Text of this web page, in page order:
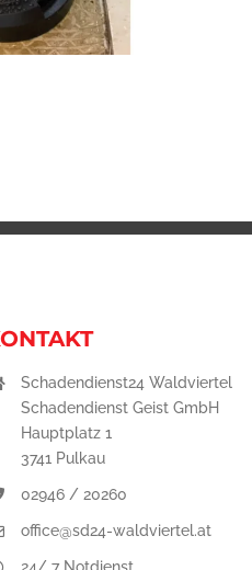
Schadendienst24 Waldviertel
Schadendienst Geist GmbH
Hauptplatz 1
3741 Pulkau
02946 / 20260
office@sd24-waldviertel.at
24/ 7 Notdienst